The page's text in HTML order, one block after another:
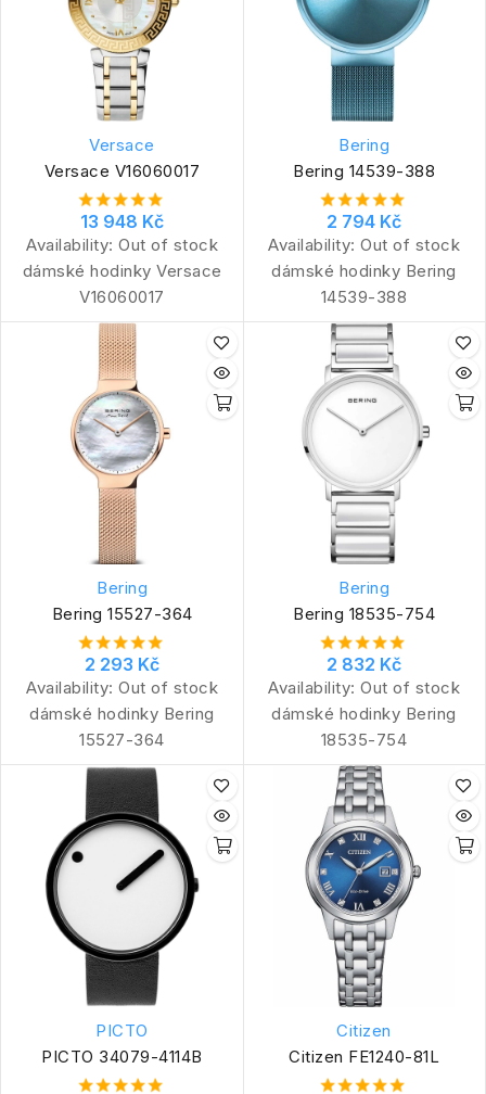
Versace
Versace V16060017
13 948 Kč
Availability: Out of stock
dámské hodinky Versace
V16060017
Bering
Bering 14539-388
2 794 Kč
Availability: Out of stock
dámské hodinky Bering
14539-388
Bering
Bering 15527-364
2 293 Kč
Availability: Out of stock
dámské hodinky Bering
15527-364
Bering
Bering 18535-754
2 832 Kč
Availability: Out of stock
dámské hodinky Bering
18535-754
PICTO
PICTO 34079-4114B
Citizen
Citizen FE1240-81L